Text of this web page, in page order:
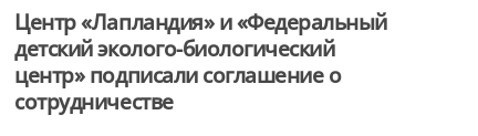
Центр «Лапландия» и «Федеральный
детский эколого-биологический
центр» подписали соглашение о
сотрудничестве